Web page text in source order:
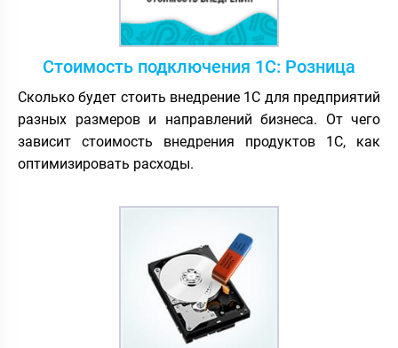
Стоимость подключения 1С: Розница
Сколько будет стоить внедрение 1С для предприятий
разных размеров и направлений бизнеса. От чего
зависит стоимость внедрения продуктов 1С, как
оптимизировать расходы.